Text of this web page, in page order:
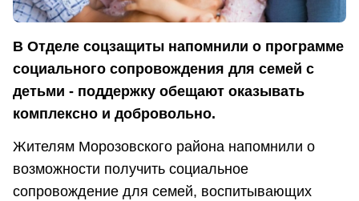
В Отделе соцзащиты напомнили о программе
социального сопровождения для семей с
детьми - поддержку обещают оказывать
комплексно и добровольно.
Жителям Морозовского района напомнили о
возможности получить социальное
сопровождение для семей, воспитывающих